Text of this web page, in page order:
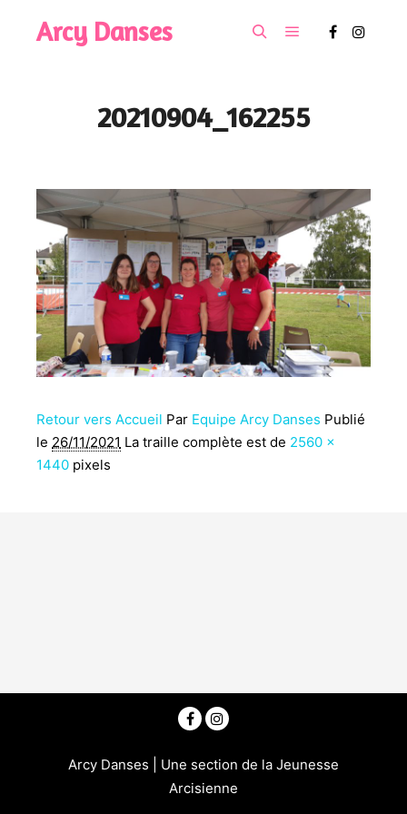
Arcy Danses
20210904_162255
Retour vers Accueil Par Equipe Arcy Danses Publié
le 26/11/2021 La traille complète est de 2560 ×
1440 pixels
Arcy Danses | Une section de la Jeunesse
Arcisienne